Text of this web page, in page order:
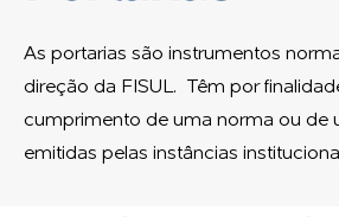
As portarias são instrumentos
direção da FISUL. Têm por
cumprimento de uma norma ou de
emitidas pelas instâncias